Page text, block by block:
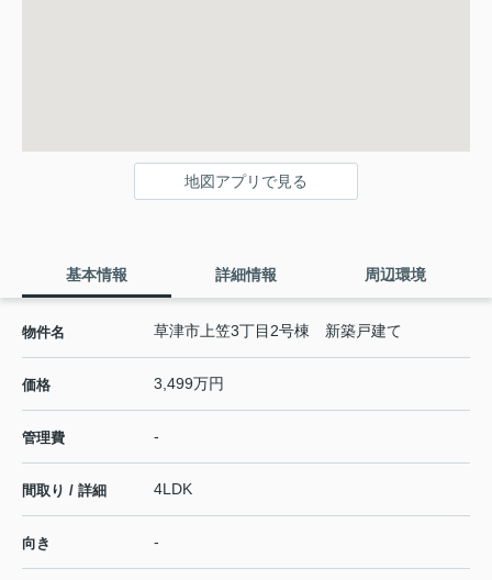
地図アプリで見る
基本情報 詳細情報 周辺環境
物件名 草津市上笠3丁目2号棟 新築戸建て
価格 3,499万円
管理費 -
間取り / 詳細 4LDK
向き -